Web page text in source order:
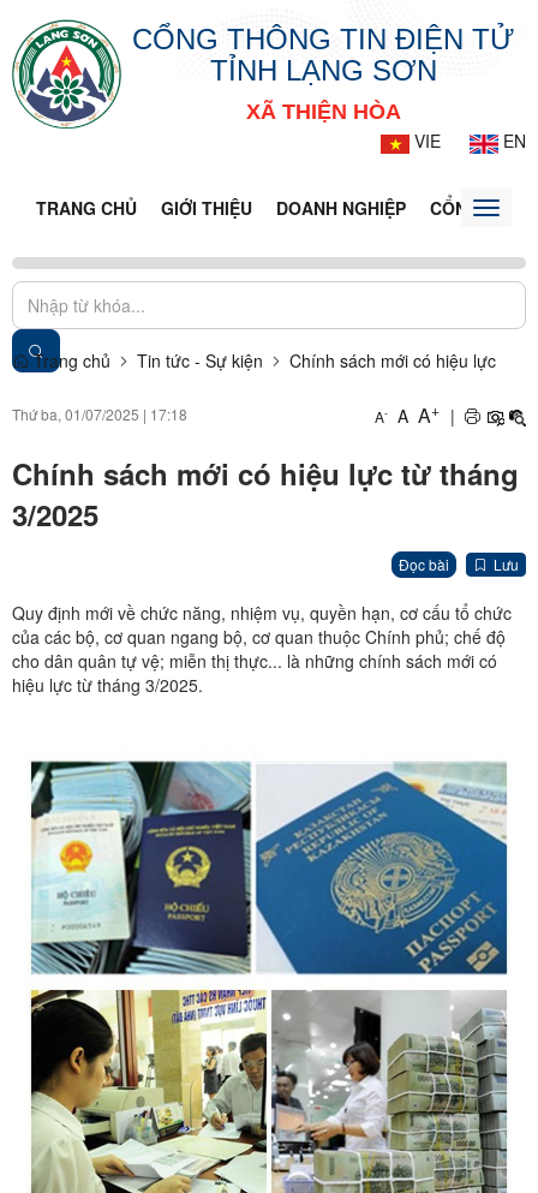
CỔNG THÔNG TIN ĐIỆN TỬ
TỈNH LẠNG SƠN
XÃ THIỆN HÒA
VIE
EN
TRANG CHỦ GIỚI THIỆU DOANH NGHIỆP CỔNG DỊCH
Toggle
Trang chủ Tin tức - Sự kiện Chính sách mới có hiệu lực
Thứ ba, 01/07/2025 | 17:18 A- A A+ |
Chính sách mới có hiệu lực từ tháng
3/2025
Đọc bài Lưu
Quy định mới về chức năng, nhiệm vụ, quyền hạn, cơ cấu tổ chức
của các bộ, cơ quan ngang bộ, cơ quan thuộc Chính phủ; chế độ
cho dân quân tự vệ; miễn thị thực... là những chính sách mới có
hiệu lực từ tháng 3/2025.